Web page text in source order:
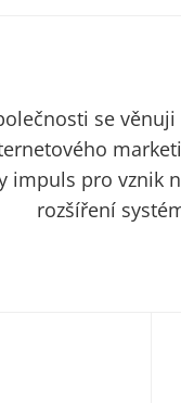
se
impuls pro vznik
rozšíření